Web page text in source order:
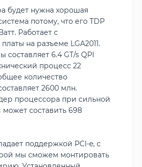
будет нужна хорошая
потому, что его TDP
Работает с
на разъеме LGA2011.
6.4 GT/s QPI
процесс 22
количество
2600 млн.
процессора при сильной
может составить 698
поддержкой PCI-e, с
мы сможем монтировать